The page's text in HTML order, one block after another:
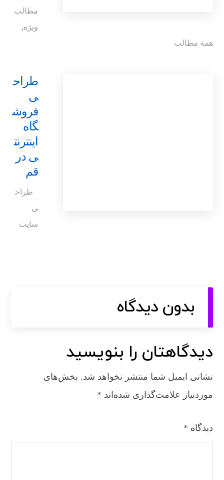
مطالب
ویژه,
همه مطالب
طراح
ی
فروش
گاه
اینترنت
ی در
قم
طراح
ی
سایت
بدون دیدگاه
دیدگاهتان را بنویسید
نشانی ایمیل شما منتشر نخواهد شد. بخش‌های
موردنیاز علامت‌گذاری شده‌اند *
دیدگاه *